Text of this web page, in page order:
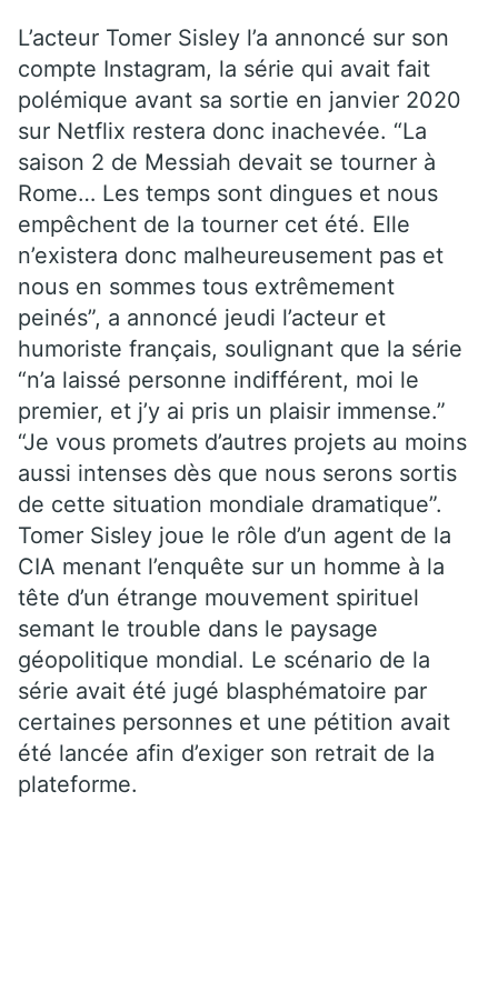
L’acteur Tomer Sisley l’a annoncé sur son
compte Instagram, la série qui avait fait
polémique avant sa sortie en janvier 2020
sur Netflix restera donc inachevée. “La
saison 2 de Messiah devait se tourner à
Rome… Les temps sont dingues et nous
empêchent de la tourner cet été. Elle
n’existera donc malheureusement pas et
nous en sommes tous extrêmement
peinés”, a annoncé jeudi l’acteur et
humoriste français, soulignant que la série
“n’a laissé personne indifférent, moi le
premier, et j’y ai pris un plaisir immense.”
“Je vous promets d’autres projets au moins
aussi intenses dès que nous serons sortis
de cette situation mondiale dramatique”.
Tomer Sisley joue le rôle d’un agent de la
CIA menant l’enquête sur un homme à la
tête d’un étrange mouvement spirituel
semant le trouble dans le paysage
géopolitique mondial. Le scénario de la
série avait été jugé blasphématoire par
certaines personnes et une pétition avait
été lancée afin d’exiger son retrait de la
plateforme.